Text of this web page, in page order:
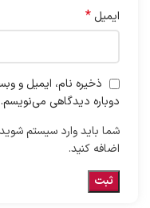
ایمیل *
ذخیره نام، ایمیل و
دوباره دیدگاهی می‌نویسم.
شما باید وارد سیستم
اضافه کنید.